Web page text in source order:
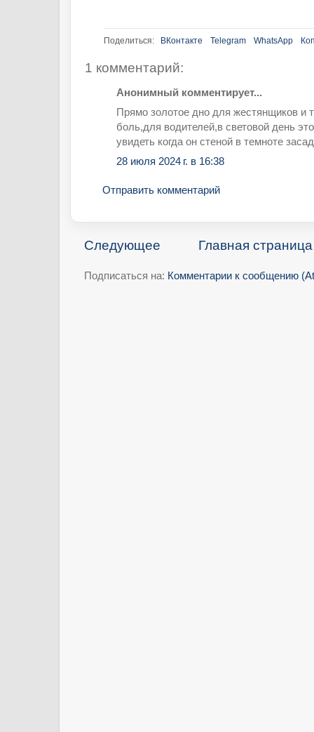
Поделиться: ВКонтакте Telegram WhatsApp
1 комментарий:
Анонимный комментирует...
Прямо золотое дно для жестянщиков и
боль,для водителей,в световой день
увидеть когда он стеной в темноте
28 июля 2024 г. в 16:38
Отправить комментарий
Следующее Главная страница
Подписаться на: Комментарии к сообщению